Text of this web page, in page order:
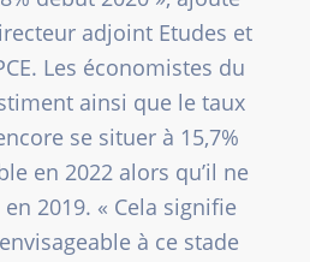
adjoint Etudes et
Les économistes du
ainsi que le taux
se situer à 15,7%
en 2022 alors qu’il ne
2019. « Cela signifie
à ce stade